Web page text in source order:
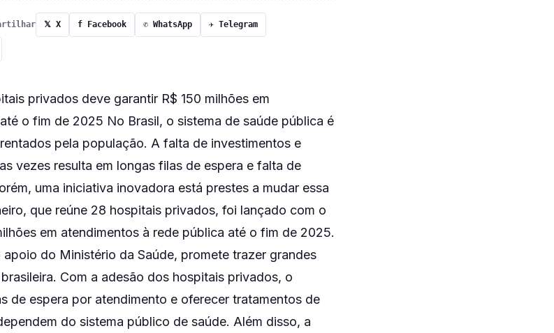
𝕏 X f Facebook ✆ WhatsApp ✈ Telegram
privados deve garantir R$ 150 milhões em
o fim de 2025 No Brasil, o sistema de saúde pública é
pela população. A falta de investimentos e
vezes resulta em longas filas de espera e falta de
uma iniciativa inovadora está prestes a mudar essa
que reúne 28 hospitais privados, foi lançado com o
em atendimentos à rede pública até o fim de 2025.
do Ministério da Saúde, promete trazer grandes
Com a adesão dos hospitais privados, o
de espera por atendimento e oferecer tratamentos de
do sistema público de saúde. Além disso, a